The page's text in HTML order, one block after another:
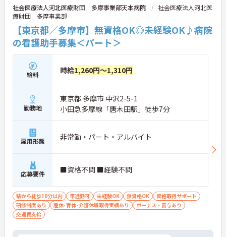
社会医療法人河北医療財団 多摩事業部天本病院
社会医療法人河北医
療財団 多摩事業部
【東京都／多摩市】無資格OK◎未経験OK♪病院
の看護助手募集＜パート＞
給料 時給1,260円～1,310円
勤務地
東京都 多摩市 中沢2-5-1
小田急多摩線「唐木田駅」徒歩7分
雇用形態 非常勤・パート・アルバイト
応募要件 ■資格不問 ■経験不問
駅から徒歩10分以内 車通勤可 未経験OK 無資格OK
資格取得サポート
研修制度あり
産休･育休･介護休暇取得実績あり
ボーナス・賞与あり
交通費支給